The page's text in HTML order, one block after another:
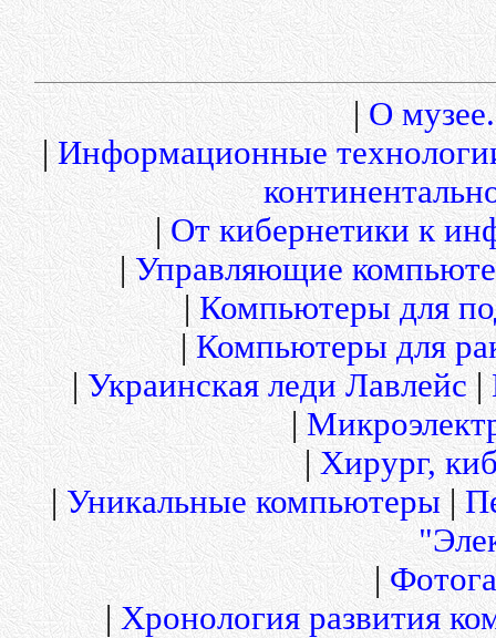
|О
|Информационные
|От кибернетики к
|Управляющие
|Компьютеры для
|Компьютеры для
| Украинская леди Лавлейс|
|
|Хирург,
|Уникальные компьютеры|
|
| Хронология развития